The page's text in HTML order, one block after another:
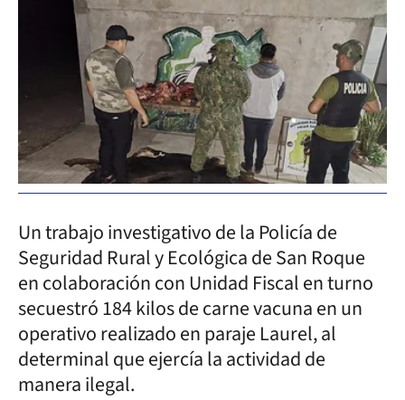
Un trabajo investigativo de la Policía de
Seguridad Rural y Ecológica de San Roque
en colaboración con Unidad Fiscal en turno
secuestró 184 kilos de carne vacuna en un
operativo realizado en paraje Laurel, al
determinal que ejercía la actividad de
manera ilegal.